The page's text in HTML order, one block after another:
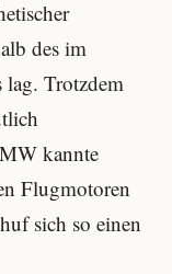
des im
lag. Trotzdem
kannte
Flugmotoren
sich so einen